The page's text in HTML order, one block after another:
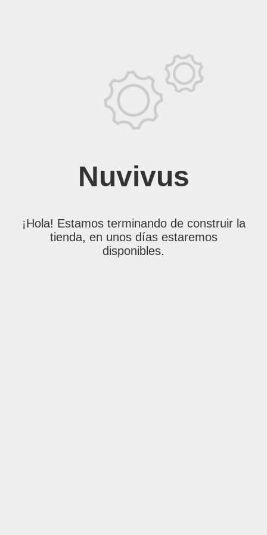
Nuvivus
¡Hola! Estamos terminando de construir la
tienda, en unos días estaremos
disponibles.